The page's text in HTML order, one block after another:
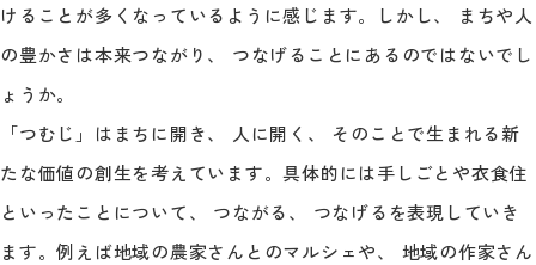
けることが多くなっているように感じます。しかし、 まちや人
の豊かさは本来つながり、 つなげることにあるのではないでし
ょうか。
「つむじ」はまちに開き、 人に開く、 そのことで生まれる新
たな価値の創生を考えています。具体的には手しごとや衣食住
といったことについて、 つながる、 つなげるを表現していき
ます。例えば地域の農家さんとのマルシェや、 地域の作家さん